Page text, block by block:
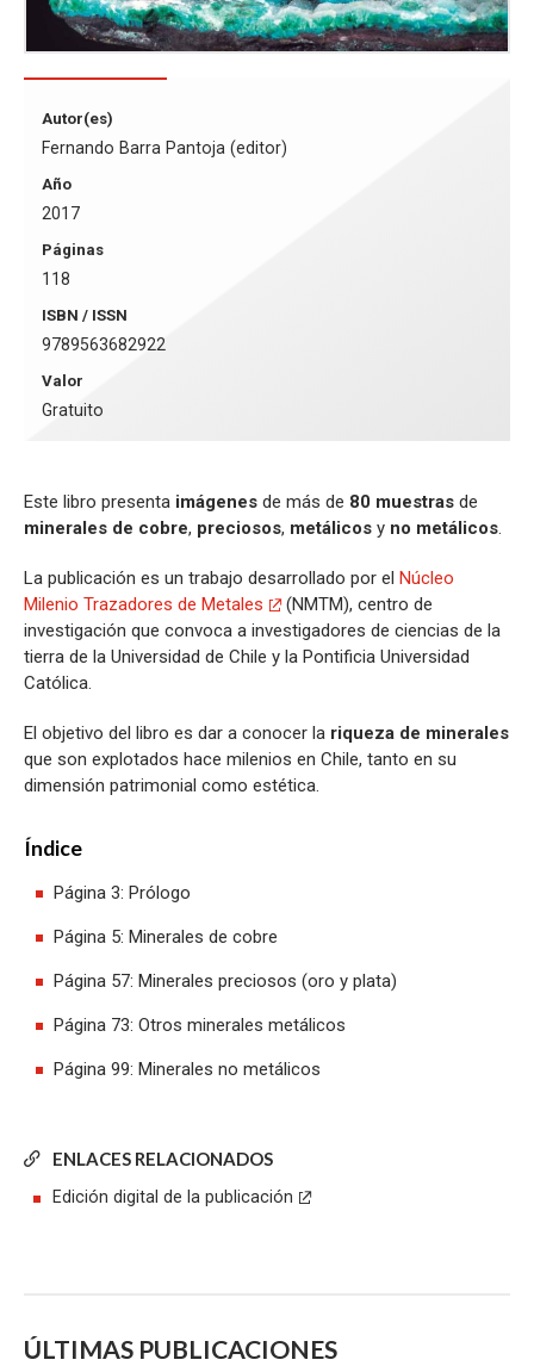
Autor(es)
Fernando Barra Pantoja (editor)
Año
2017
Páginas
118
ISBN / ISSN
9789563682922
Valor
Gratuito
ENLACES RELACIONADOS
Edición digital de la publicación
Este libro presenta imágenes de más de 80 muestras de
minerales de cobre, preciosos, metálicos y no metálicos.
La publicación es un trabajo desarrollado por el Núcleo
Milenio Trazadores de Metales
(NMTM), centro de
investigación que convoca a investigadores de ciencias de la
tierra de la Universidad de Chile y la Pontificia Universidad
Católica.
El objetivo del libro es dar a conocer la riqueza de minerales
que son explotados hace milenios en Chile, tanto en su
dimensión patrimonial como estética.
Índice
Página 3: Prólogo
Página 5: Minerales de cobre
Página 57: Minerales preciosos (oro y plata)
Página 73: Otros minerales metálicos
Página 99: Minerales no metálicos
ÚLTIMAS PUBLICACIONES